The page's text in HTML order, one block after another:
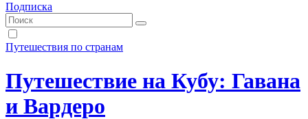
Подписка
Путешествия по странам
Путешествие на Кубу: Гавана
и Вардеро